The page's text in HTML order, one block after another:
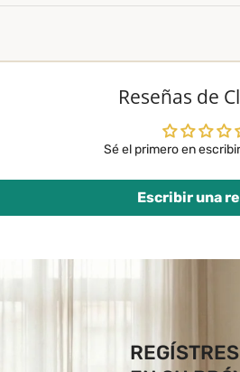
Reseñas de
Sé el primero en
Escribir una